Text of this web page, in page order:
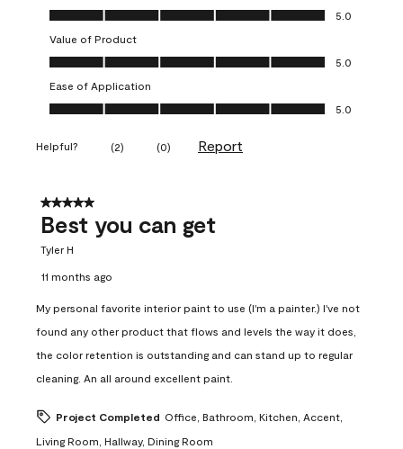
Quality of Product, 5.0 out of 5
5.0
Value of Product
Value of Product, 5.0 out of 5
5.0
Ease of Application
Ease of Application, 5.0 out of 5
5.0
Helpful? (2) (0) Report
5 out of 5 stars.
Best you can get
Tyler H
11 months ago
My personal favorite interior paint to use (I'm a painter.) I've not
found any other product that flows and levels the way it does,
the color retention is outstanding and can stand up to regular
cleaning. An all around excellent paint.
Project Completed Office, Bathroom, Kitchen, Accent,
Living Room, Hallway, Dining Room